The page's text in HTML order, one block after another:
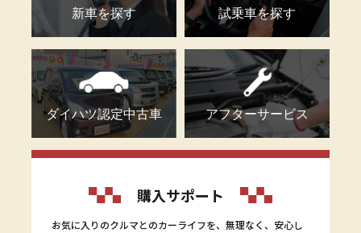
新車を探す 試乗車を探す
ダイハツ認定中古車 アフターサービス
購入サポート
お気に入りのクルマとのカーライフを、無理なく、安心し